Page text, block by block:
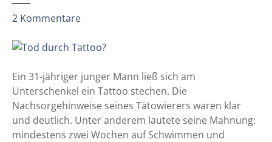
n
r
z
e
u
g
2 Kommentarez
T
d
d
u
r
c
Ein 31-jähriger junger Mann ließ sich am
Unterschenkel ein Tattoo stechen. Die
Nachsorgehinweise seines Tätowierers waren klar
und deutlich. Unter anderem lautete seine Mahnung:
mindestens zwei Wochen auf Schwimmen und